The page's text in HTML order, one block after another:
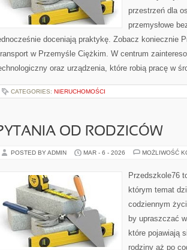
przestrzeń dla
przemysłowe
doceniają praktykę. Zobacz koniecznie
w Przemyśle Ciężkim. W centrum
oraz urządzenia, które robią pracę w
CATEGORIES: NIERUCHOMOŚCI
OD RODZICÓW
POSTED BY ADMIN MAR - 6 - 2026 MOŻLIWOŚĆ
Przedszkole76
którym temat
codziennym
by upraszczać
które pojawiają
rodziny aż po